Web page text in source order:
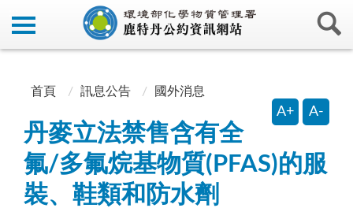
首頁 訊息公告 國外消息
A+ A-
丹麥立法禁售含有全
氟/多氟烷基物質(PFAS)的服
裝、鞋類和防水劑